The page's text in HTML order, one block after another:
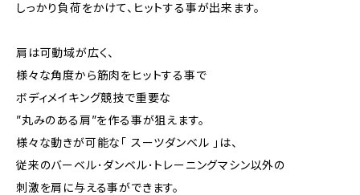
しっかり負荷をかけて、ヒットする事が出来ます。
肩は可動域が広く、
様々な角度から筋肉をヒットする事で
ボディメイキング競技で重要な
”丸みのある肩”を作る事が狙えます。
様々な動きが可能な「 スーツダンベル 」は、
従来のバーベル･ダンベル･トレーニングマシン以外の
刺激を肩に与える事ができます。